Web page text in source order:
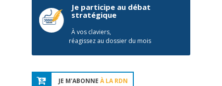
Je participe au débat
stratégique
À vos claviers,
réagissez au dossier du mois
JE M'ABONNE À LA RDN